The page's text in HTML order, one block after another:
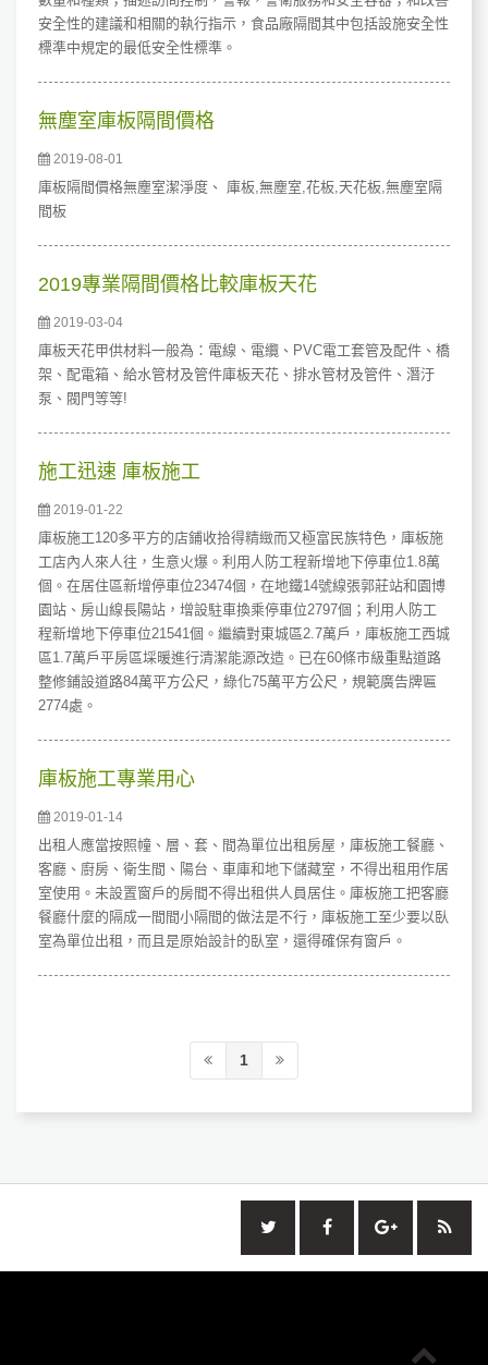
安全性的建議和相關的執行指示，食品廠隔間其中包括設施安全性
標準中規定的最低安全性標準。
無塵室庫板隔間價格
2019-08-01
庫板隔間價格無塵室潔淨度、 庫板,無塵室,花板,天花板,無塵室隔
間板
2019專業隔間價格比較庫板天花
2019-03-04
庫板天花甲供材料一般為：電線、電纜、PVC電工套管及配件、橋
架、配電箱、給水管材及管件庫板天花、排水管材及管件、潛汙
泵、閥門等等!
施工迅速 庫板施工
2019-01-22
庫板施工120多平方的店鋪收拾得精緻而又極富民族特色，庫板施
工店內人來人往，生意火爆。利用人防工程新增地下停車位1.8萬
個。在居住區新增停車位23474個，在地鐵14號線張郭莊站和園博
園站、房山線長陽站，增設駐車換乘停車位2797個；利用人防工
程新增地下停車位21541個。繼續對東城區2.7萬戶，庫板施工西城
區1.7萬戶平房區埰暖進行清潔能源改造。已在60條市級重點道路
整修鋪設道路84萬平方公尺，綠化75萬平方公尺，規範廣告牌匾
2774處。
庫板施工專業用心
2019-01-14
出租人應當按照幢、層、套、間為單位出租房屋，庫板施工餐廳、
客廳、廚房、衛生間、陽台、車庫和地下儲藏室，不得出租用作居
室使用。未設置窗戶的房間不得出租供人員居住。庫板施工把客廳
餐廳什麼的隔成一間間小隔間的做法是不行，庫板施工至少要以臥
室為單位出租，而且是原始設計的臥室，還得確保有窗戶。
1